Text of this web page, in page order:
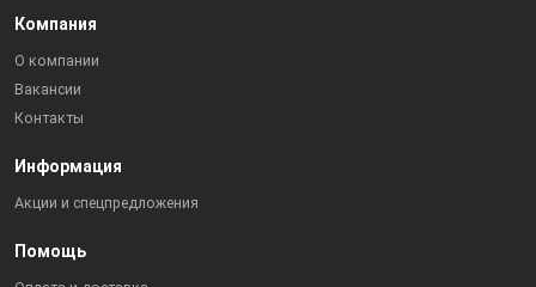
Компания
О компании
Вакансии
Контакты
Информация
Акции и спецпредложения
Помощь